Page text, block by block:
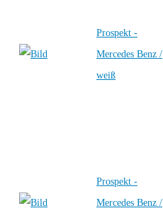
Prospekt -
Mercedes Benz /
weiß
Prospekt -
Mercedes Benz /